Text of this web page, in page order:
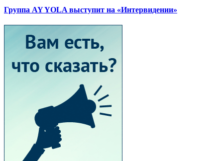
Группа AY YOLA выступит на «Интервидении»